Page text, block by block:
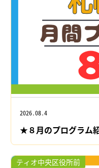
2026.08.4
★８月のプログラム
ティオ中央区役所前